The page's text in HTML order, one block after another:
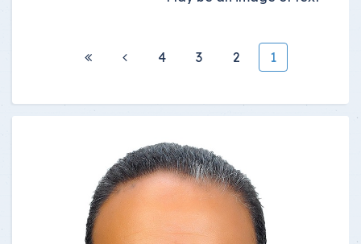
1
2
3
4